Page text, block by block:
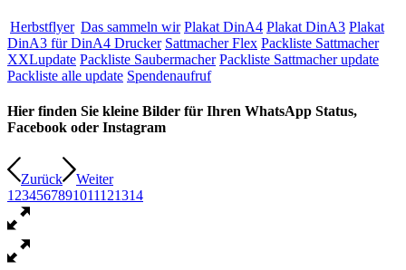
Herbstflyer Das sammeln wir Plakat DinA4 Plakat DinA3 Plakat
DinA3 für DinA4 Drucker Sattmacher Flex Packliste Sattmacher
XXLupdate Packliste Saubermacher Packliste Sattmacher update
Packliste alle update Spendenaufruf
Hier finden Sie kleine Bilder für Ihren WhatsApp Status,
Facebook oder Instagram
Zurück
Weiter
1 234567891011121314